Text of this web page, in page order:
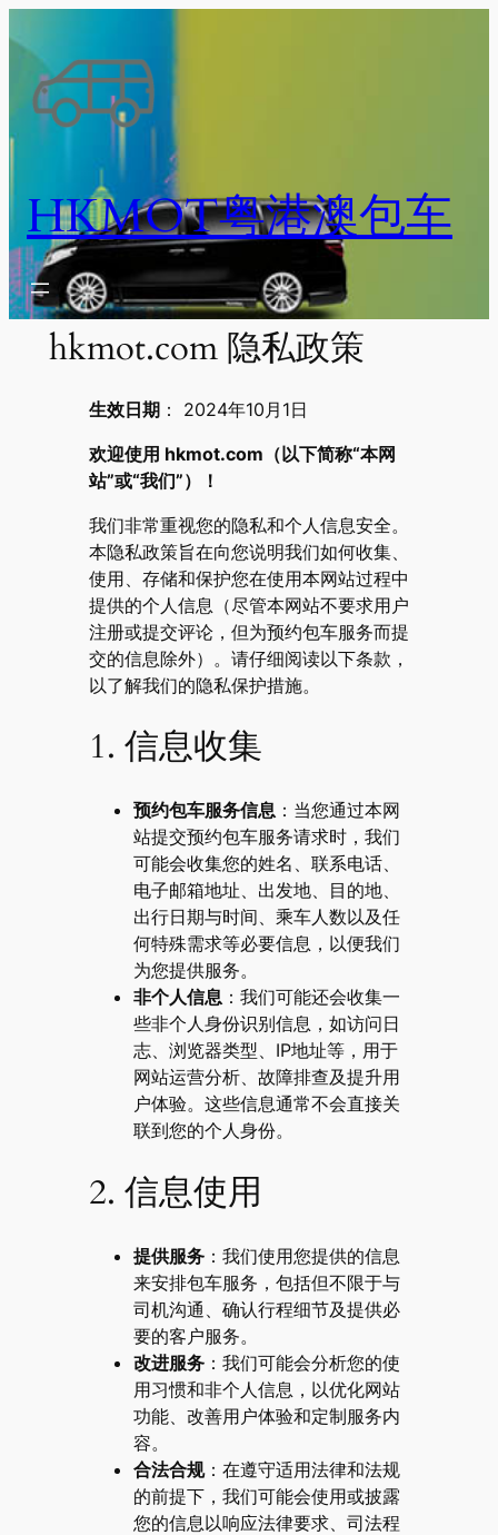
至
HKMOT粤港澳包车
hkmot.com 隐私政策
生效日期： 2024年10月1日
欢迎使用 hkmot.com（以下简称“本网
站”或“我们”）！
我们非常重视您的隐私和个人信息安全。
本隐私政策旨在向您说明我们如何收集、
使用、存储和保护您在使用本网站过程中
提供的个人信息（尽管本网站不要求用户
注册或提交评论，但为预约包车服务而提
交的信息除外）。请仔细阅读以下条款，
以了解我们的隐私保护措施。
1. 信息收集
预约包车服务信息：当您通过本网
站提交预约包车服务请求时，我们
可能会收集您的姓名、联系电话、
电子邮箱地址、出发地、目的地、
出行日期与时间、乘车人数以及任
何特殊需求等必要信息，以便我们
为您提供服务。
非个人信息：我们可能还会收集一
些非个人身份识别信息，如访问日
志、浏览器类型、IP地址等，用于
网站运营分析、故障排查及提升用
户体验。这些信息通常不会直接关
联到您的个人身份。
2. 信息使用
提供服务：我们使用您提供的信息
来安排包车服务，包括但不限于与
司机沟通、确认行程细节及提供必
要的客户服务。
改进服务：我们可能会分析您的使
用习惯和非个人信息，以优化网站
功能、改善用户体验和定制服务内
容。
合法合规：在遵守适用法律和法规
的前提下，我们可能会使用或披露
您的信息以响应法律要求、司法程